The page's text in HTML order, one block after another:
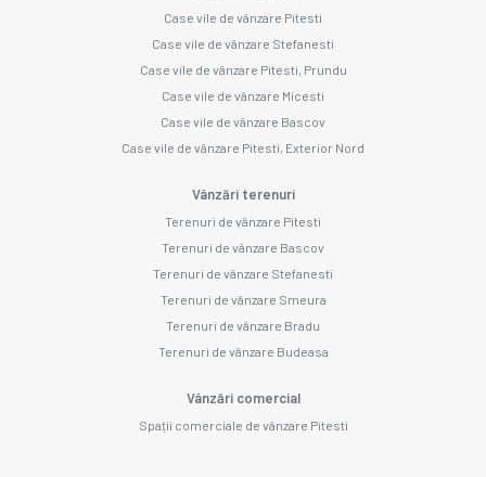
Case vile de vânzare Pitesti
Case vile de vânzare Stefanesti
Case vile de vânzare Pitesti, Prundu
Case vile de vânzare Micesti
Case vile de vânzare Bascov
Case vile de vânzare Pitesti, Exterior Nord
Vânzări terenuri
Terenuri de vânzare Pitesti
Terenuri de vânzare Bascov
Terenuri de vânzare Stefanesti
Terenuri de vânzare Smeura
Terenuri de vânzare Bradu
Terenuri de vânzare Budeasa
Vânzări comercial
Spații comerciale de vânzare Pitesti